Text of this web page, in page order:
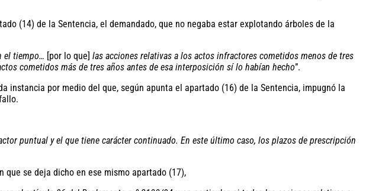
(14) de la Sentencia, el demandado, que no negaba estar explotando árboles de la
el tiempo… [por lo que] las acciones relativas a los actos infractores cometidos menos de tres
cometidos más de tres años antes de esa interposición sí lo habían hecho”.
instancia por medio del que, según apunta el apartado (16) de la Sentencia, impugnó la
puntual y el que tiene carácter continuado. En este último caso, los plazos de prescripción
se deja dicho en ese mismo apartado (17),